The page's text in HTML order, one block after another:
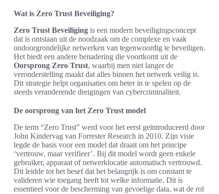
Wat is Zero Trust Beveiliging?
Zero Trust Beveiliging is een modern beveiligingsconcept
dat is ontstaan uit de noodzaak om de complexe en vaak
ondoorgrondelijke netwerken van tegenwoordig te beveiligen.
Het biedt een andere benadering die voortkomt uit de
Oorsprong Zero Trust, waarbij men niet langer de
veronderstelling maakt dat alles binnen het netwerk veilig is.
Dit strategie helpt organisaties om beter in te spelen op de
steeds veranderende dreigingen van cybercriminaliteit.
De oorsprong van het Zero Trust model
De term “Zero Trust” werd voor het eerst geïntroduceerd door
John Kindervag van Forrester Research in 2010. Zijn visie
legde de basis voor een model dat draait om het principe
‘vertrouw, maar verifieer’. Bij dit model wordt geen enkele
gebruiker, apparaat of netwerklocatie automatisch vertrouwd.
Dit leidde tot het besef dat het belangrijk is om constant te
valideren wie toegang heeft tot welke informatie. Dit is
essentieel voor de bescherming van gevoelige data, wat de rol